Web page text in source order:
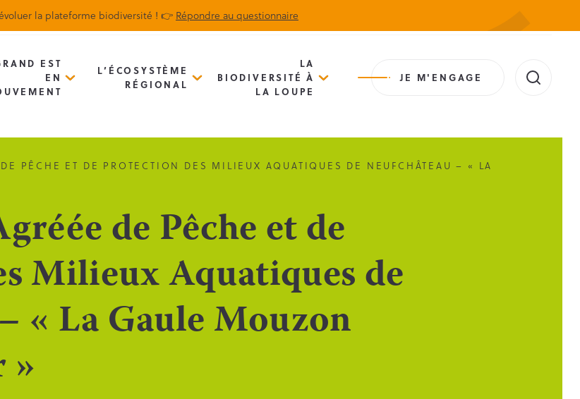
la plateforme biodiversité ! 👉 Répondre au questionnaire
Biodiv’Map Newsletter Actualités
EST
EN
L’ÉCOSYSTÈME
RÉGIONAL
LA
BIODIVERSITÉ À
LA LOUPE
JE M'ENGAGE
PÊCHE ET DE PROTECTION DES MILIEUX AQUATIQUES DE NEUFCHÂTEAU – « LA
de Pêche et de
Milieux Aquatiques de
« La Gaule Mouzon
»